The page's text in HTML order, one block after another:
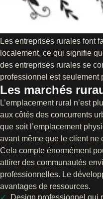
Les entreprises rurales font
localement, ce qui signifie
des entreprises rurales se
professionnel est seulement
Les marchés
L’emplacement rural n’est
aux côtés des concurrents
que soit l’emplacement
avant même que le client ne
Cela compte énormément
attirer des communautés
professionnelles. Le
avantages de ressources.
Design professionnel qui